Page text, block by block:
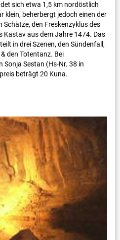
sich etwa 1,5 km nordöstlich
klein, beherbergt jedoch einen der
den Freskenzyklus des
Kastav aus dem Jahre 1474. Das
in drei Szenen, den Sündenfall,
den Totentanz. Bei
Sestan (Hs-Nr. 38 in
beträgt 20 Kuna.